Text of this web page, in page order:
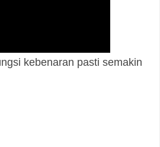
kebenaran pasti semakin